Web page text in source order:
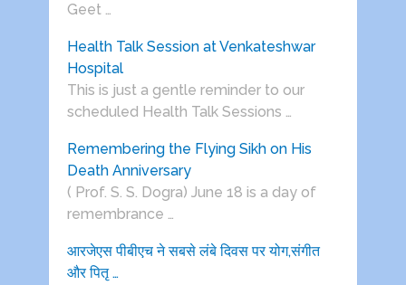
Geet …
Health Talk Session at Venkateshwar
Hospital
This is just a gentle reminder to our
scheduled Health Talk Sessions …
Remembering the Flying Sikh on His
Death Anniversary
( Prof. S. S. Dogra) June 18 is a day of
remembrance …
आरजेएस पीबीएच ने सबसे लंबे दिवस पर योग,संगीत
और पितृ …